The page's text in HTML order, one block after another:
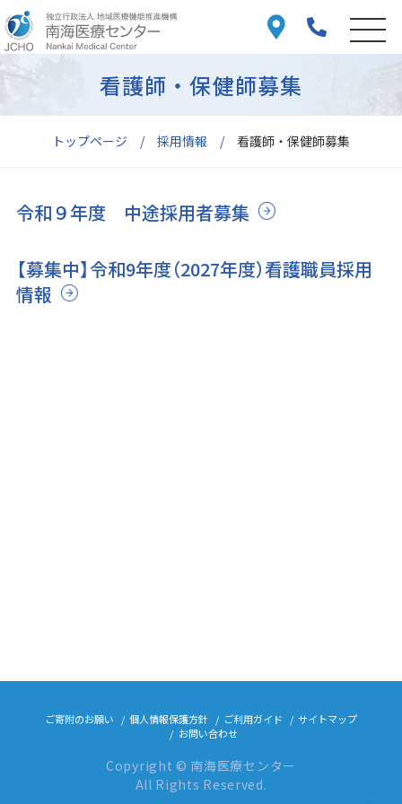
トップページ 採用情報 看護師・保健師募集
看護師・保健師募集
令和９年度 中途採用者募集
【募集中】令和9年度（2027年度）看護職員採用
情報
ご寄附のお願い 個人情報保護方針 ご利用ガイド
サイトマップ
お問い合わせ
Copyright © 南海医療センター
All Rights Reserved.